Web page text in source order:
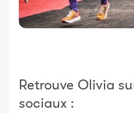
Retrouve Olivia
sociaux :